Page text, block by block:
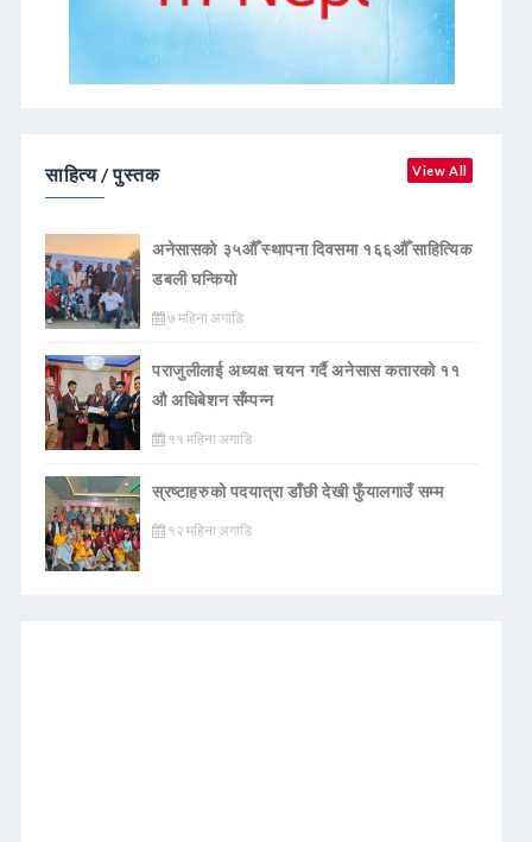
साहित्य / पुस्तक View All
अनेसासको ३५औँ स्थापना दिवसमा १६६औँ साहित्यिक
डबली घन्कियाे
७ महिना अगाडि
पराजुलीलाई अध्यक्ष चयन गर्दै अनेसास कतारको ११
औ अधिबेशन सँम्पन्न
११ महिना अगाडि
स्रष्टाहरुको पदयात्रा डाँछी देखी फुँयालगाउँ सम्म
१२ महिना अगाडि